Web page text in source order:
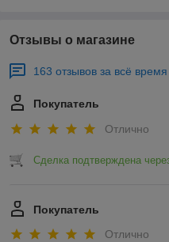
Отзывы о магазине
163 отзывов за всё время
Покупатель
Отлично
Сделка подтверждена
Покупатель
Отлично